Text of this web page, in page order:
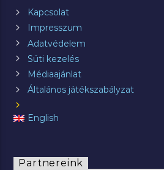
Kapcsolat
Impresszum
Adatvédelem
Süti kezelés
Médiaajánlat
Általános játékszabályzat
English
Partnereink